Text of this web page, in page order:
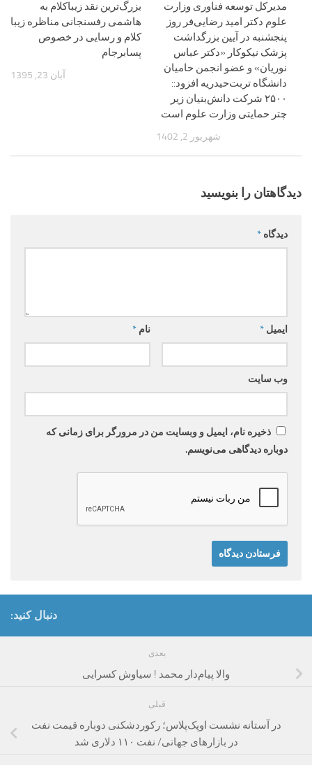
بزرگ‌ترین نقد زیباکلام به
هاشمی رفسنجانی مناظره زیبا
کلام و رسایی در خصوص
پسابرجام
آبان 23, 1395
مدیرکل توسعه فناوری وزارت
علوم دکتر امید رضایی‌فر روز
پنجشنبه در آیین بزرگداشت
پزشک نیکوکار «دکتر عباس
نوریان» و عضو انجمن حامیان
دانشگاه تربت‌حیدریه افزود::
۲۵۰۰ شرکت دانش‌بنیان زیر
چتر حمایتی وزارت علوم است
شهریور 2, 1402
دیدگاهتان را بنویسید
دیدگاه *
نام * ایمیل *
وب‌ سایت
ذخیره نام، ایمیل و وبسایت من در مرورگر برای زمانی که
دوباره دیدگاهی می‌نویسم.
دنبال کنید:
بعدی
والا پیام‌دار محمد ! سیاوش کسرایی
قبلی
در آستانه نشست اوپک‌پلاس؛ رکوردشکنی دوباره قیمت نفت
در بازارهای جهانی/ نفت ۱۱۰ دلاری شد